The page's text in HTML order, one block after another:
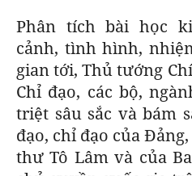
Phân tích bài học
cảnh, tình hình,
gian tới, Thủ tướng
Chỉ đạo, các bộ,
triệt sâu sắc và bám
đạo, chỉ đạo của
thư Tô Lâm và của